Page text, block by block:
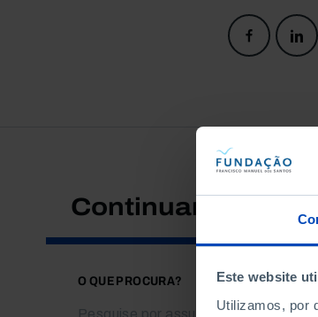
Este website
Utilizamos, por
Continuar a
O QUE PROCURA?